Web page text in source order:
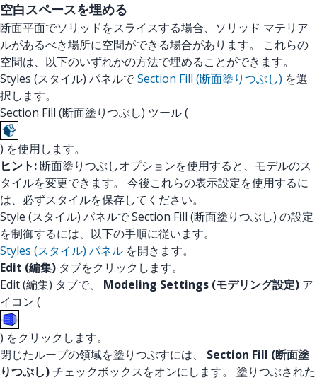
空白スペースを埋める
断面平面でソリッドをスライスする場合、ソリッド マテリア
ルがあるべき場所に空間ができる場合があります。 これらの
空間は、以下のいずれかの方法で埋めることができます。
Styles (スタイル) パネルでSection Fill (断面塗りつぶし) を選
択します。
Section Fill (断面塗りつぶし) ツール (
) を使用します。
ヒント:断面塗りつぶしオプションを使用すると、モデルのス
タイルを変更できます。 今後これらの表示設定を使用するに
は、必ずスタイルを保存してください。
Style (スタイル) パネルで Section Fill (断面塗りつぶし) の設定
を制御するには、以下の手順に従います。
Styles (スタイル) パネル を開きます。
Edit (編集) タブをクリックします。
Edit (編集) タブで、 Modeling Settings (モデリング設定) ア
イコン (
) をクリックします。
閉じたループの領域を塗りつぶすには、 Section Fill (断面塗
りつぶし)チェックボックスをオンにします。 塗りつぶされた